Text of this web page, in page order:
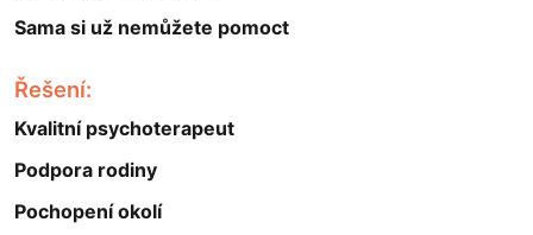
Sama si už nemůžete pomoct
Řešení:
Kvalitní psychoterapeut
Podpora rodiny
Pochopení okolí